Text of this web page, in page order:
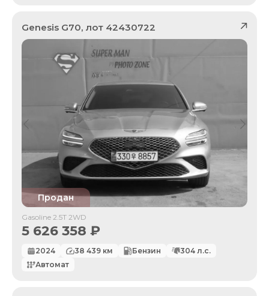
Genesis G70, лот 42430722
Продан
Gasoline 2.5T 2WD
5 626 358 ₽
2024 38 439 км Бензин 304 л.с.
Автомат